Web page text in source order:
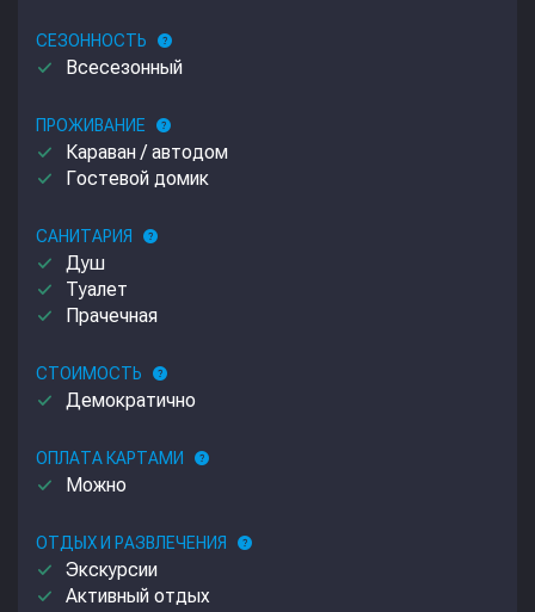
СЕЗОННОСТЬ help
done Всесезонный
ПРОЖИВАНИЕ help
done Караван / автодом
done Гостевой домик
САНИТАРИЯ help
done Душ
done Туалет
done Прачечная
СТОИМОСТЬ help
done Демократично
ОПЛАТА КАРТАМИ help
done Можно
ОТДЫХ И РАЗВЛЕЧЕНИЯ help
done Экскурсии
done Активный отдых